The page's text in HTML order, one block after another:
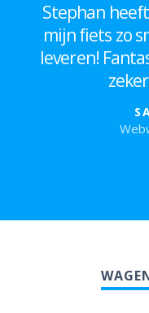
Stephan
mijn fiets zo
leveren!